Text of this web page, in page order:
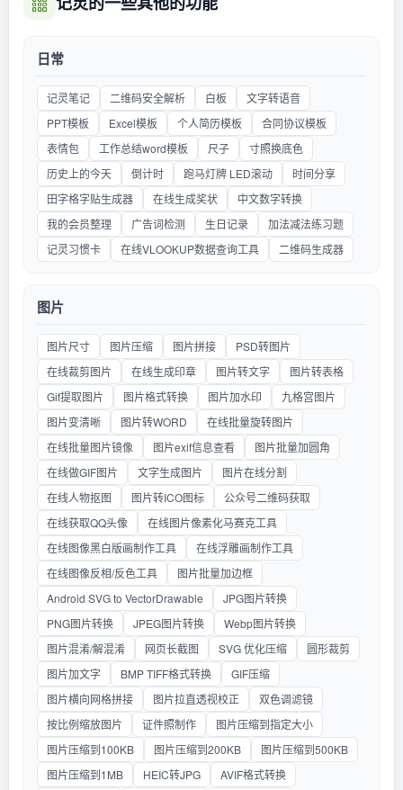
日常
记灵笔记 二维码安全解析 白板
文字转语音
PPT模板
Excel模板 个人简历模板
合同协议模板
表情包
工作总结word模板 尺子
寸照换底色
历史上的今天
倒计时 跑马灯牌 LED滚动
时间分享
田字格字贴生成器
在线生成奖状
中文数字转换
我的会员整理
广告词检测 生日记录
加法减法练习题
记灵习惯卡
在线VLOOKUP数据查询工具 二维码生成器
图片
图片尺寸 图片压缩 图片拼接
PSD转图片
在线裁剪图片
在线生成印章 图片转文字
图片转表格
Gif提取图片
图片格式转换 图片加水印
九格宫图片
图片变清晰
图片转WORD
在线批量旋转图片
在线批量图片镜像
图片exif信息查看
图片批量加圆角
在线做GIF图片
文字生成图片
图片在线分割
在线人物抠图
图片转ICO图标
公众号二维码获取
在线获取QQ头像
在线图片像素化马赛克工具
在线图像黑白版画制作工具
在线浮雕画制作工具
在线图像反相/反色工具
图片批量加边框
Android SVG to VectorDrawable
JPG图片转换
PNG图片转换
JPEG图片转换
Webp图片转换
图片混淆/解混淆
网页长截图 SVG 优化压缩
圆形裁剪
图片加文字
BMP TIFF格式转换
GIF压缩
图片横向网格拼接
图片拉直透视校正
双色调滤镜
按比例缩放图片
证件照制作
图片压缩到指定大小
图片压缩到100KB
图片压缩到200KB
图片压缩到500KB
图片压缩到1MB
HEIC转JPG
AVIF格式转换